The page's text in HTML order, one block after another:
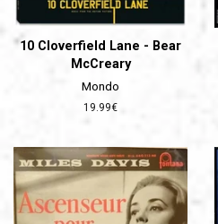
10 Cloverfield Lane - Bear
McCreary
Mondo
Prix
19.99€